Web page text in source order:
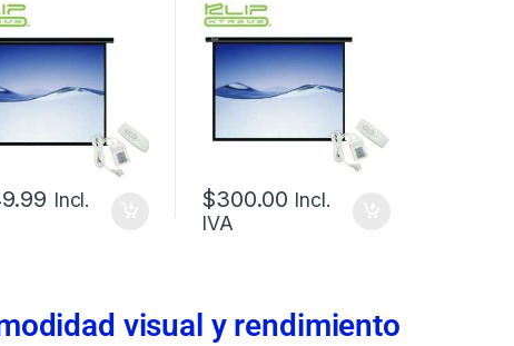
172 X
(86
Incl.
ELÉCTRICA
PLEGABLE 240 X
180CM (120
PULGADAS)
$300.00 Incl.
IVA
visual y rendimiento